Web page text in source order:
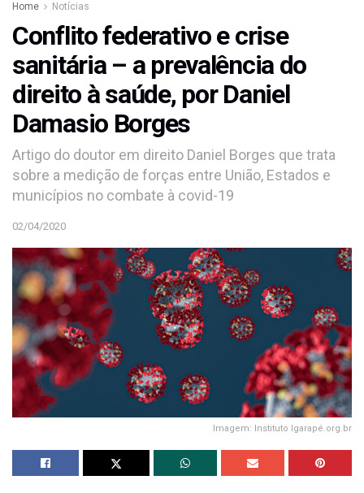
Home Notícias
Conflito federativo e crise
sanitária – a prevalência do
direito à saúde, por Daniel
Damasio Borges
Artigo do doutor em direito Daniel Borges que trata
sobre a medição de forças entre União, Estados e
municípios no combate à covid-19
02/04/2020
Imagem: Instituto Igarapé.org.br